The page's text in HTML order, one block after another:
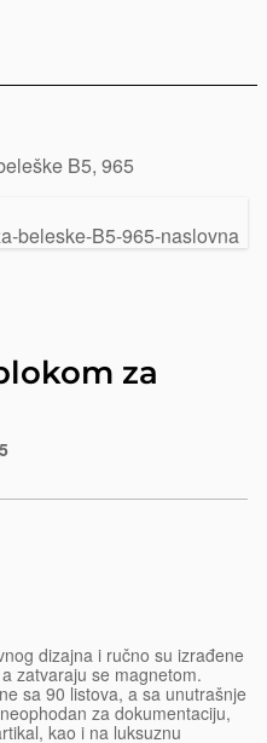
B5, 965
za
dizajna i ručno su izrađene
zatvaraju se magnetom.
sa 90 listova, a sa unutrašnje
za dokumentaciju,
kao i na luksuznu